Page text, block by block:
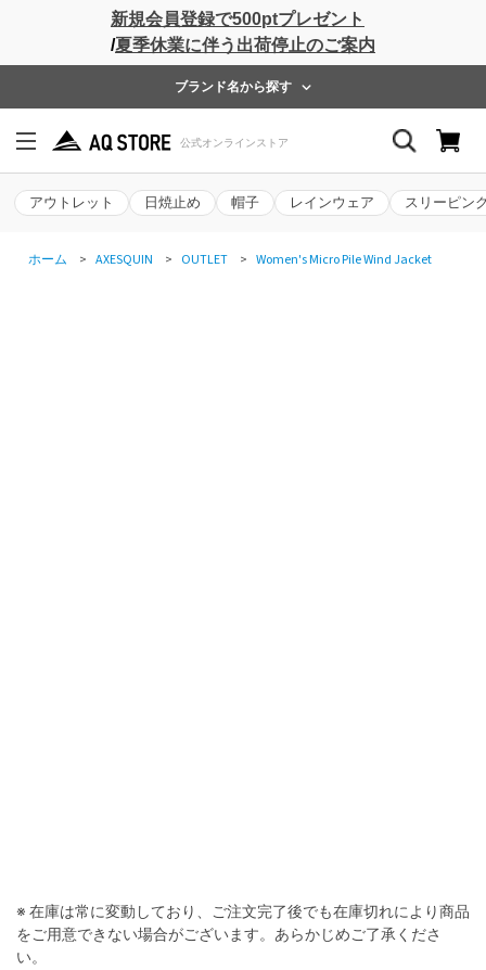
新規会員登録で500ptプレゼント
/夏季休業に伴う出荷停止のご案内
ブランド名から探す
アウトレット 日焼止め 帽子 レインウェア スリーピン
ホーム > AXESQUIN > OUTLET > Women's Micro Pile Wind Jacket
※ 在庫は常に変動しており、ご注文完了後でも在庫切れにより商品
をご用意できない場合がございます。あらかじめご了承くださ
い。